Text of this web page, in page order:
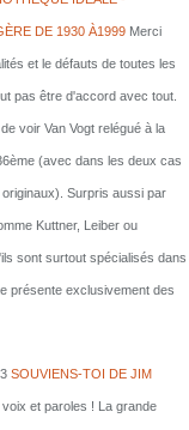
DE 1930 À1999 Merci
et le défauts de toutes les
pas être d'accord avec tout.
voir Van Vogt relégué à la
(avec dans les deux cas
Surpris aussi par
Kuttner, Leiber ou
sont surtout spécialisés dans
présente exclusivement des
SOUVIENS-TOI DE JIM
et paroles ! La grande